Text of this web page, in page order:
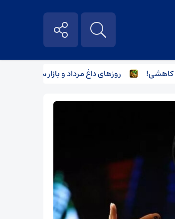
روزهای داغ مرداد و بازار سرد آهن‌ آلات